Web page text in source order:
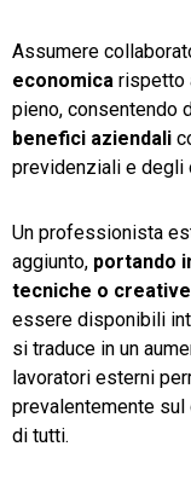
Assumere
economica rispetto
pieno, consentendo
benefici aziendali
previdenziali e degli
Un professionista
aggiunto, portando
tecniche o
essere disponibili
si traduce in un
lavoratori esterni
prevalentemente
di tutti.